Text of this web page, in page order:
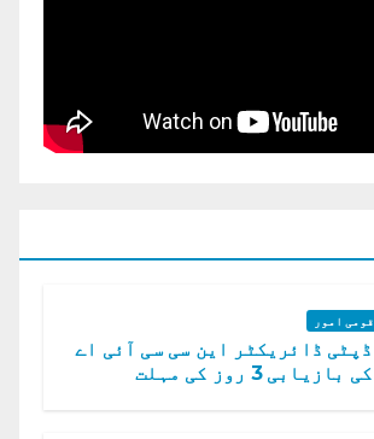
قومی امور
ڈپٹی ڈائریکٹر این سی سی آئی اے
کی بازیابی 3 روز کی مہلت